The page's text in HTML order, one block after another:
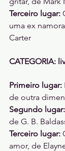
Terceiro lugar:
uma ex
Carter
CATEGORIA:
Primeiro lugar:
de outra
Segundo lugar:
de G. B.
Terceiro lugar:
amor, de